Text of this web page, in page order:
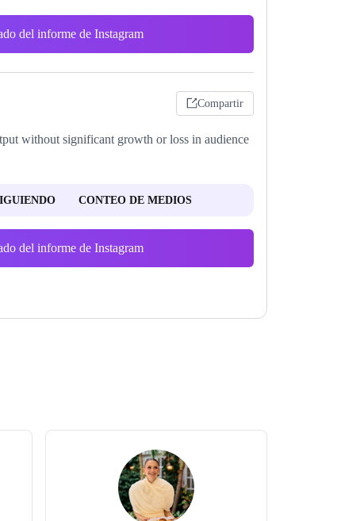
del informe de Instagram
Compartir
without significant growth or loss in audience
CONTEO DE MEDIOS
del informe de Instagram